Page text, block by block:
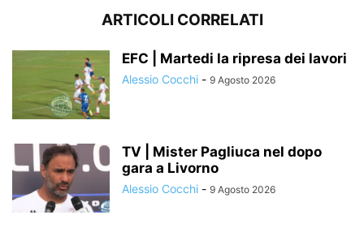
ARTICOLI CORRELATI
EFC | Martedi la ripresa dei lavori
Alessio Cocchi - 9 Agosto 2026
TV | Mister Pagliuca nel dopo
gara a Livorno
Alessio Cocchi - 9 Agosto 2026